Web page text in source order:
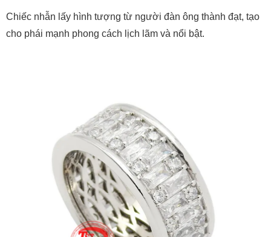
Chiếc nhẫn lấy hình tượng từ người đàn ông thành đạt, tạo
cho phái mạnh phong cách lịch lãm và nổi bật.